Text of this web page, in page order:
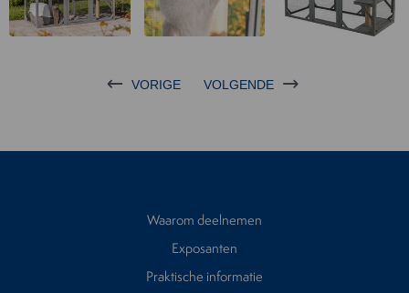
VORIGE VOLGENDE
Waarom deelnemen
Exposanten
Praktische informatie